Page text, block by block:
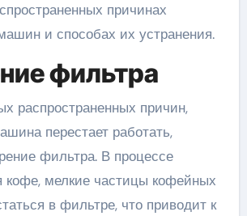
причинах
и способах их устранения.
фильтра
распространенных причин,
перестает работать,
фильтра. В процессе
кофе, мелкие частицы кофейных
в фильтре, что приводит к